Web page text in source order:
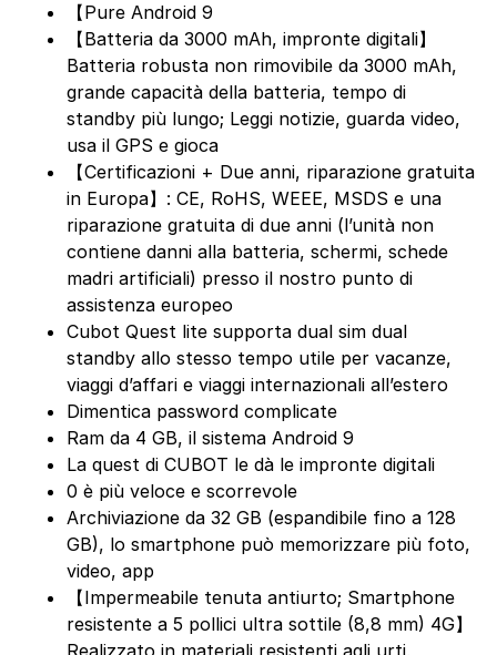
【Pure Android 9
【Batteria da 3000 mAh, impronte digitali】
Batteria robusta non rimovibile da 3000 mAh,
grande capacità della batteria, tempo di
standby più lungo; Leggi notizie, guarda video,
usa il GPS e gioca
【Certificazioni + Due anni, riparazione gratuita
in Europa】: CE, RoHS, WEEE, MSDS e una
riparazione gratuita di due anni (l’unità non
contiene danni alla batteria, schermi, schede
madri artificiali) presso il nostro punto di
assistenza europeo
Cubot Quest lite supporta dual sim dual
standby allo stesso tempo utile per vacanze,
viaggi d’affari e viaggi internazionali all’estero
Dimentica password complicate
Ram da 4 GB, il sistema Android 9
La quest di CUBOT le dà le impronte digitali
0 è più veloce e scorrevole
Archiviazione da 32 GB (espandibile fino a 128
GB), lo smartphone può memorizzare più foto,
video, app
【Impermeabile tenuta antiurto; Smartphone
resistente a 5 pollici ultra sottile (8,8 mm) 4G】